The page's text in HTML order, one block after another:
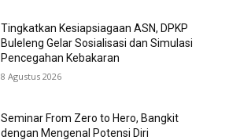
Tingkatkan Kesiapsiagaan ASN, DPKP
Buleleng Gelar Sosialisasi dan Simulasi
Pencegahan Kebakaran
8 Agustus 2026
Seminar From Zero to Hero, Bangkit
dengan Mengenal Potensi Diri